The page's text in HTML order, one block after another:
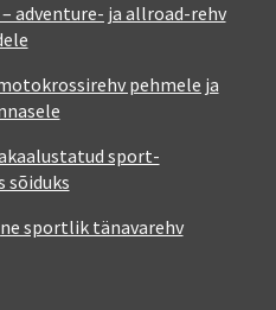
adventure- ja allroad-rehv
pehmele ja
sport-
sõiduks
sportlik tänavarehv